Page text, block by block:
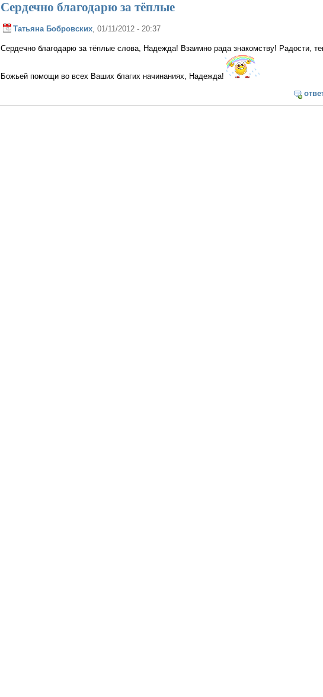
Сердечно благодарю за тёплые
Татьяна Бобровских, 01/11/2012 - 20:37
Сердечно благодарю за тёплые слова, Надежда! Взаимно рада знакомству! Радости,
Божьей помощи во всех Ваших благих начинаниях, Надежда!